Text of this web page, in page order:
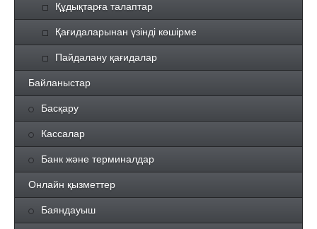
Құдықтарға талаптар
Қағидаларынан үзінді көшірме
Пайдалану қағидалар
Байланыстар
Басқару
Кассалар
Банк және терминалдар
Онлайн қызметтер
Баяндауыш